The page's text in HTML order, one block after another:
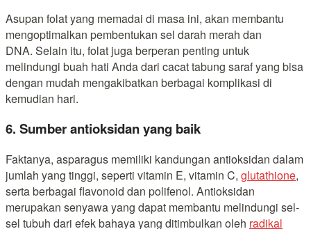
Asupan folat yang memadai di masa ini, akan membantu
mengoptimalkan pembentukan sel darah merah dan
DNA. Selain itu, folat juga berperan penting untuk
melindungi buah hati Anda dari cacat tabung saraf yang bisa
dengan mudah mengakibatkan berbagai komplikasi di
kemudian hari.
6. Sumber antioksidan yang baik
Faktanya, asparagus memiliki kandungan antioksidan dalam
jumlah yang tinggi, seperti vitamin E, vitamin C, glutathione,
serta berbagai flavonoid dan polifenol. Antioksidan
merupakan senyawa yang dapat membantu melindungi sel-
sel tubuh dari efek bahaya yang ditimbulkan oleh radikal